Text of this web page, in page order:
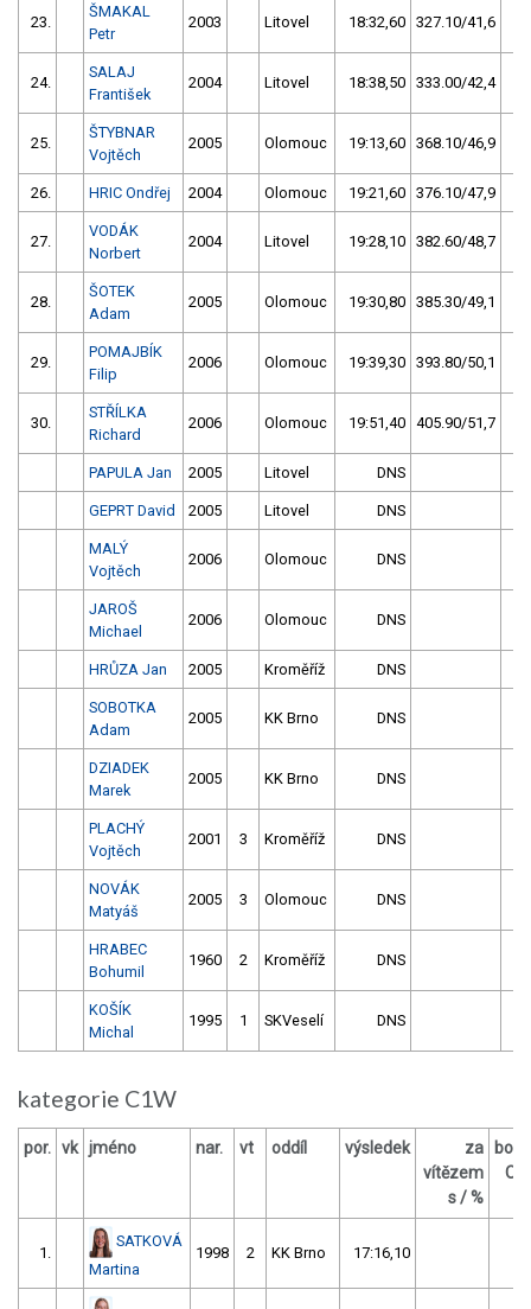
23.
ŠMAKAL
Petr
2003 Litovel 18:32,60 327.10/41,6
24.
SALAJ
František
2004 Litovel 18:38,50 333.00/42,4
25.
ŠTYBNAR
Vojtěch
2005 Olomouc 19:13,60 368.10/46,9
26. HRIC Ondřej 2004 Olomouc 19:21,60 376.10/47,9
27.
VODÁK
Norbert
2004 Litovel 19:28,10 382.60/48,7
28.
ŠOTEK
Adam
2005 Olomouc 19:30,80 385.30/49,1
29.
POMAJBÍK
Filip
2006 Olomouc 19:39,30 393.80/50,1
30.
STŘÍLKA
Richard
2006 Olomouc 19:51,40 405.90/51,7
PAPULA Jan 2005 Litovel DNS
GEPRT David 2005 Litovel DNS
MALÝ
Vojtěch
2006 Olomouc DNS
JAROŠ
Michael
2006 Olomouc DNS
HRŮZA Jan 2005 Kroměříž DNS
SOBOTKA
Adam
2005 KK Brno DNS
DZIADEK
Marek
2005 KK Brno DNS
PLACHÝ
Vojtěch
2001 3 Kroměříž DNS
NOVÁK
Matyáš
2005 3 Olomouc DNS
HRABEC
Bohumil
1960 2 Kroměříž DNS
KOŠÍK
Michal
1995 1 SKVeselí DNS
kategorie C1W
por. vk jméno nar. vt oddíl výsledek
za
vítězem
s / %
body
OM
1.
SATKOVÁ
Martina
1998 2 KK Brno 17:16,10